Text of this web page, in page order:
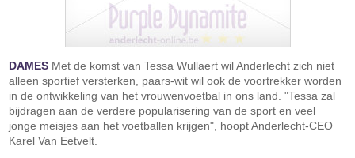
DAMES Met de komst van Tessa Wullaert wil Anderlecht zich niet
alleen sportief versterken, paars-wit wil ook de voortrekker worden
in de ontwikkeling van het vrouwenvoetbal in ons land. "Tessa zal
bijdragen aan de verdere popularisering van de sport en veel
jonge meisjes aan het voetballen krijgen", hoopt Anderlecht-CEO
Karel Van Eetvelt.